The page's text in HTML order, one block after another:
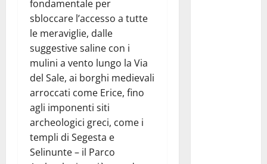
fondamentale per
sbloccare l’accesso a tutte
le meraviglie, dalle
suggestive saline con i
mulini a vento lungo la Via
del Sale, ai borghi medievali
arroccati come Erice, fino
agli imponenti siti
archeologici greci, come i
templi di Segesta e
Selinunte – il Parco